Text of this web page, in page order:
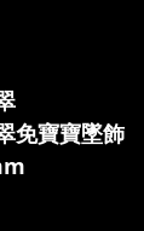
免寶寶墜飾